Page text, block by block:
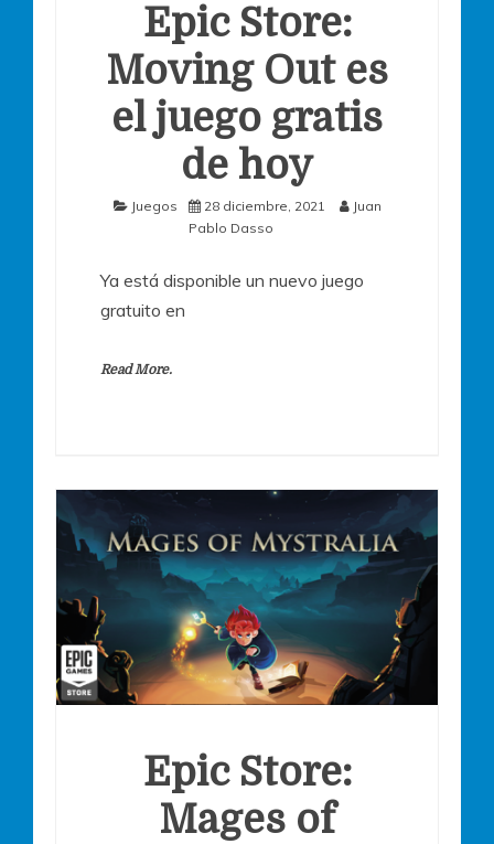
Epic Store:
Moving Out es
el juego gratis
de hoy
Juegos 28 diciembre, 2021
Juan
Pablo Dasso
Ya está disponible un nuevo juego
gratuito en
Read More.
Epic Store:
Mages of